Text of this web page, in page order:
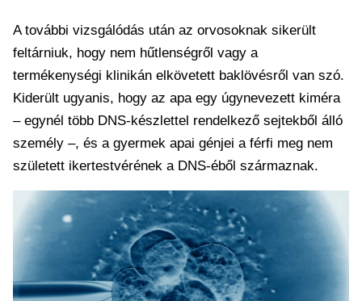
A további vizsgálódás után az orvosoknak sikerült
feltárniuk, hogy nem hűtlenségről vagy a
termékenységi klinikán elkövetett baklövésről van szó.
Kiderült ugyanis, hogy az apa egy úgynevezett kiméra
– egynél több DNS-készlettel rendelkező sejtekből álló
személy –, és a gyermek apai génjei a férfi meg nem
született ikertestvérének a DNS-éből származnak.